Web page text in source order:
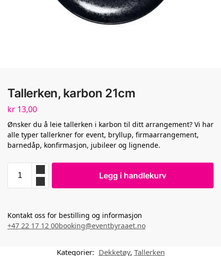
Tallerken, karbon 21cm
kr 13,00
Ønsker du å leie tallerken i karbon til ditt arrangement? Vi har
alle typer tallerkner for event, bryllup, firmaarrangement,
barnedåp, konfirmasjon, jubileer og lignende.
Legg i handlekurv
Kontakt oss for bestilling og informasjon
+47 22 17 12 00booking@eventbyraaet.no
Kategorier: Dekketøy, Tallerken